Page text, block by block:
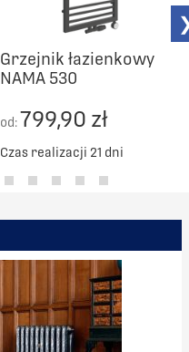
Grzejnik łazienkowy
NAMA 530
od:799,90 zł
Czas realizacji 21 dni